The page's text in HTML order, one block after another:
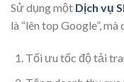
Sử dụng một Dịch vụ
là “lên top Google”, mà
Tối ưu tốc độ tải